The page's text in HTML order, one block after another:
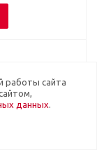
работы сайта
данных.